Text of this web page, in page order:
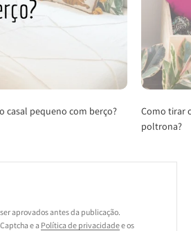
casal pequeno com berço?
Como tirar
poltrona?
aprovados antes da publicação.
e a Política de privacidadee os